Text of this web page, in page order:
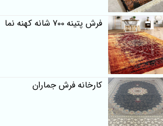
فرش پتینه 700 شانه کهنه نما
کارخانه فرش جماران